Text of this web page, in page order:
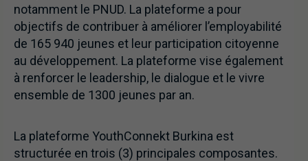
notamment le PNUD. La plateforme a pour
objectifs de contribuer à améliorer l’employabilité
de 165 940 jeunes et leur participation citoyenne
au développement. La plateforme vise également
à renforcer le leadership, le dialogue et le vivre
ensemble de 1300 jeunes par an.
La plateforme YouthConnekt Burkina est
structurée en trois (3) principales composantes.